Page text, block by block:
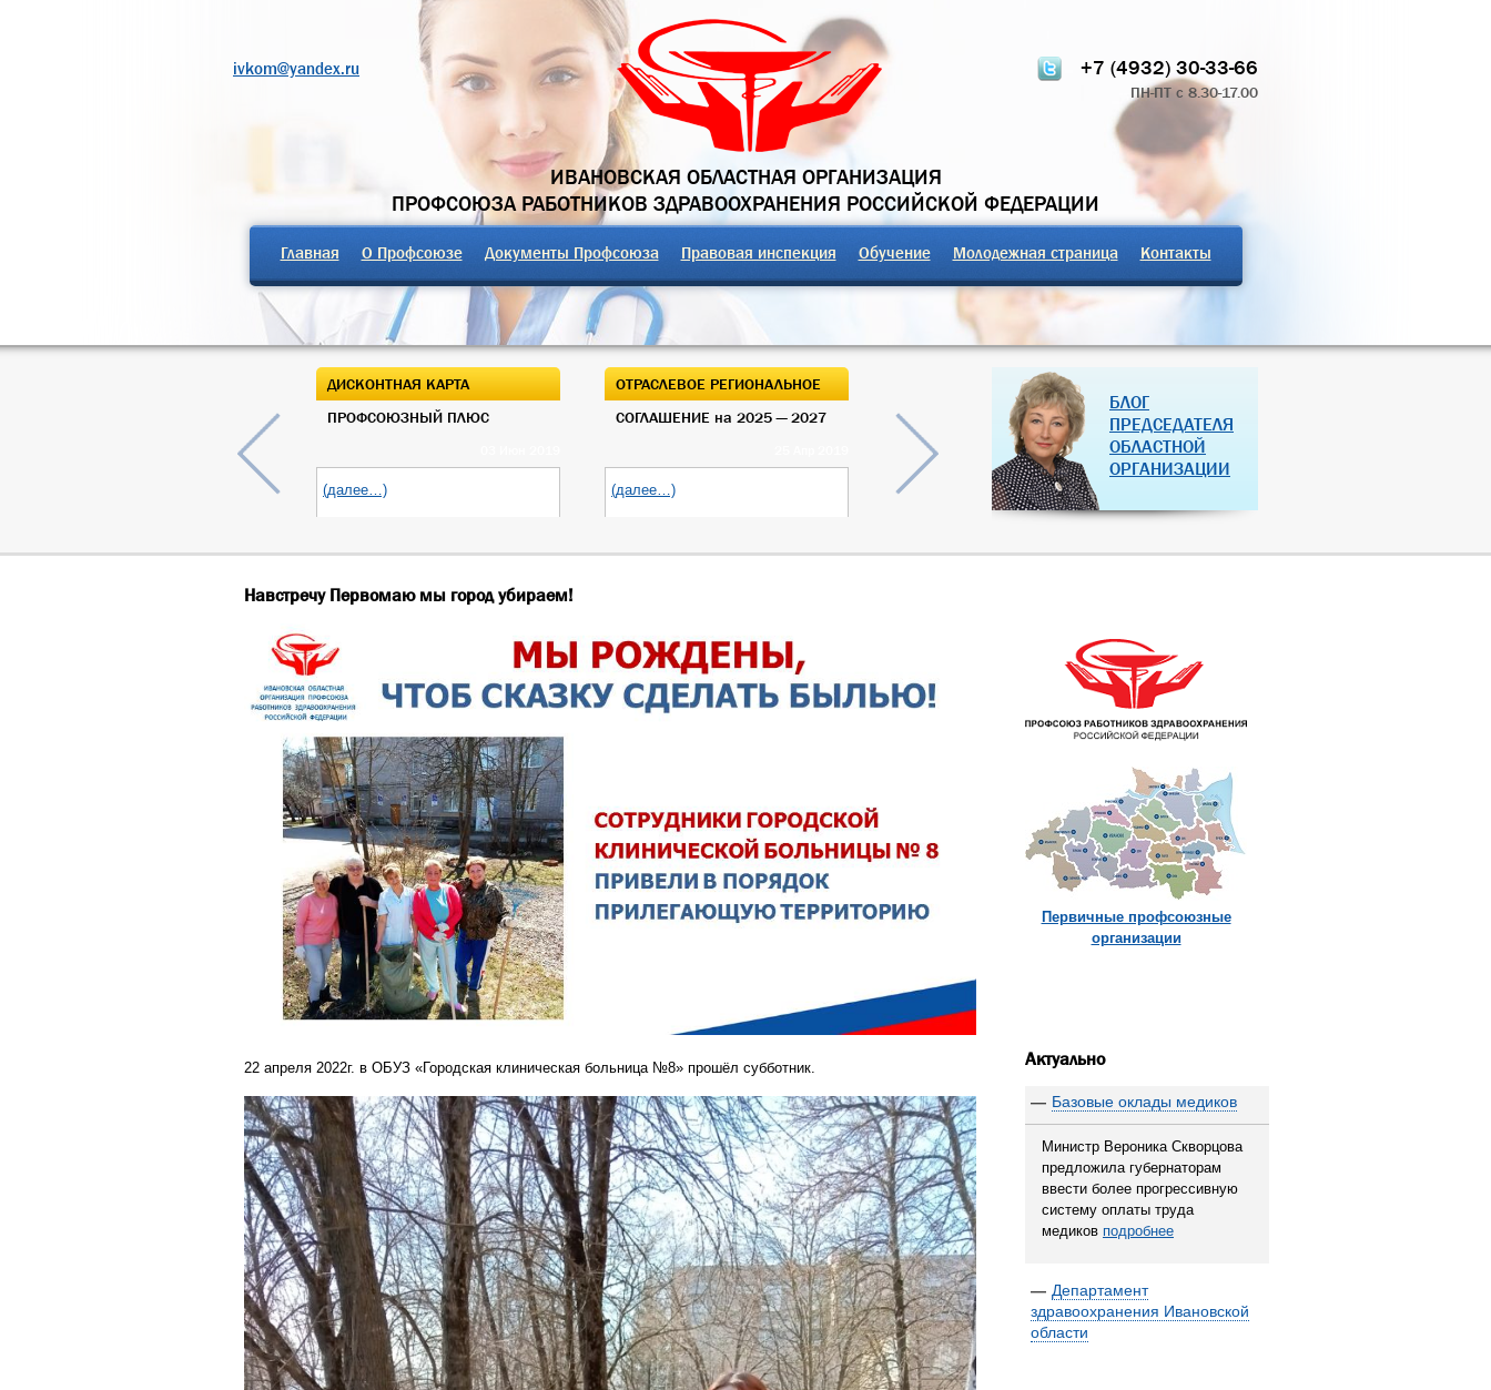
ivkom@yandex.ru +7 (4932) 30-33-66
ПН-ПТ с 8.30-17.00
ИВАНОВСКАЯ ОБЛАСТНАЯ ОРГАНИЗАЦИЯ
ПРОФСОЮЗА РАБОТНИКОВ ЗДРАВООХРАНЕНИЯ РОССИЙСКОЙ ФЕДЕРАЦИИ
Главная О Профсоюзе Документы Профсоюза Правовая инспекция Обучение Молодежная страница Контакты
ДИСКОНТНАЯ КАРТА
ПРОФСОЮЗНЫЙ ПЛЮС
(далее…)
ОТРАСЛЕВОЕ РЕГИОНАЛЬНОЕ
СОГЛАШЕНИЕ на 2025 — 2027
(далее…)
ОТКРЫТЫЙ ОТЧЁТ О РАБОТЕ
ОБЛАСТНОГО КОМИТЕТА 2024
07 Дек 2018
(далее…)
РОССИЙСКОЙ ФЕДЕРАЦИИ
БЛОГ
ПРЕДСЕДАТЕЛЯ
ОБЛАСТНОЙ
ОРГАНИЗАЦИИ
Навстречу Первомаю мы город убираем!
22 апреля 2022г. в ОБУЗ «Городская клиническая больница №8» прошёл субботник.
Первичные профсоюзные
организации
Актуально
— Базовые оклады медиков
Министр Вероника Скворцова
предложила губернаторам
ввести более прогрессивную
систему оплаты труда
медиков подробнее
— Департамент
здравоохранения Ивановской
области